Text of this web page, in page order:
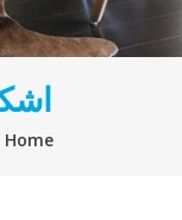
Home